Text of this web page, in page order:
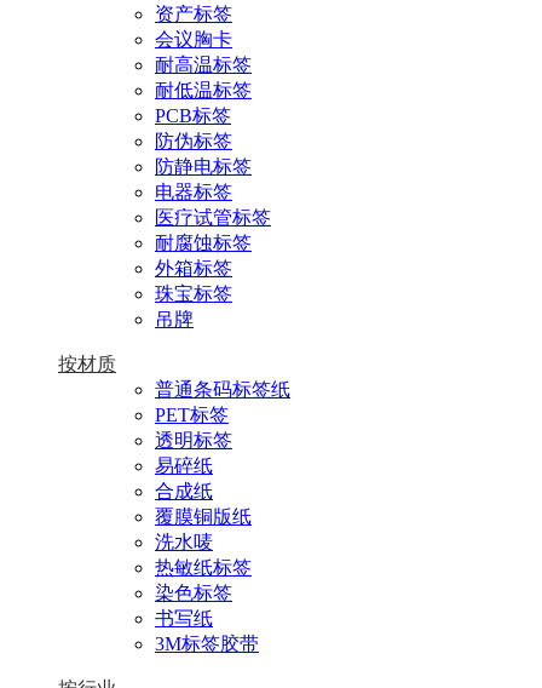
资产标签
会议胸卡
耐高温标签
耐低温标签
PCB标签
防伪标签
防静电标签
电器标签
医疗试管标签
耐腐蚀标签
外箱标签
珠宝标签
吊牌
按材质
普通条码标签纸
PET标签
透明标签
易碎纸
合成纸
覆膜铜版纸
洗水唛
热敏纸标签
染色标签
书写纸
3M标签胶带